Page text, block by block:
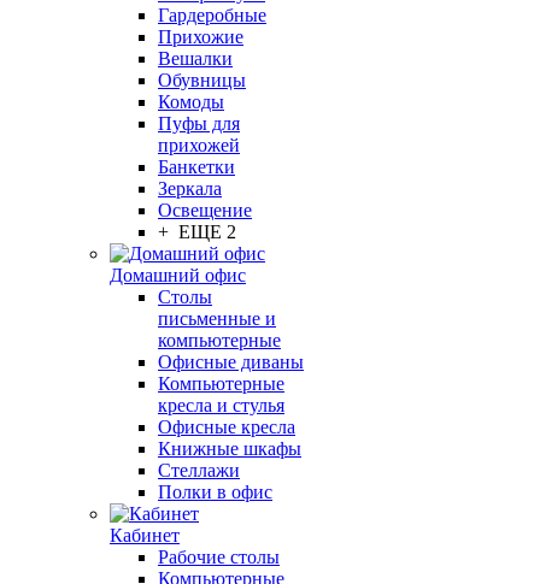
Гардеробные
Прихожие
Вешалки
Обувницы
Комоды
Пуфы для
прихожей
Банкетки
Зеркала
Освещение
+ ЕЩЕ 2
Домашний офис
Столы
письменные и
компьютерные
Офисные диваны
Компьютерные
кресла и стулья
Офисные кресла
Книжные шкафы
Стеллажи
Полки в офис
Кабинет
Рабочие столы
Компьютерные